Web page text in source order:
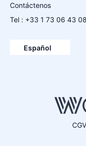
Contáctenos
Tel : +33 1 73 06 43 08
Español
Français
Deutsch
CGV